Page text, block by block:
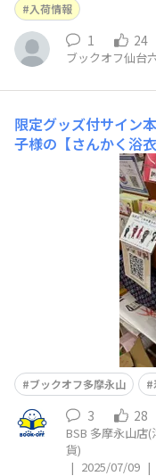
入荷情報
1 24
ブックオフ仙台
限定グッズ付サイン
子様の【さんかく浴
限定で入荷しました
／ 浴衣を1年中着る
るもよしお気に入り
りにワンピース着ち
ブックオフ多摩永山
3 28
BSB 多摩永山店
貨)
| 2025/07/09 |